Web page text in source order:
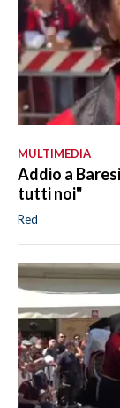
MULTIMEDIA
Addio a
tutti noi"
Red